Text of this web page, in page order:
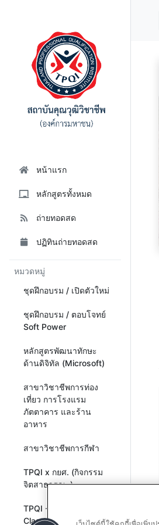
หน้าแรก
หลักสูตรทั้งหมด
ถ่ายทอดสด
ปฏิทินถ่ายทอดสด
หมวดหมู่
ชุดฝึกอบรม / เปิดตัวใหม่
ชุดฝึกอบรม / ตอบโจทย์
Soft Power
หลักสูตรพัฒนาทักษะ
ด้านดิจิทัล (Microsoft)
สาขาวิชาชีพการท่อง
เที่ยว การโรงแรม
ภัตตาคาร และร้าน
อาหาร
สาขาวิชาชีพการกีฬา
TPQI x กยศ. (กิจกรรม
จิตสาธารณะ)
TPQI - Virtual
Classroom All